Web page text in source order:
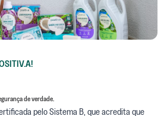
de verdade.
pelo Sistema B, que acredita que